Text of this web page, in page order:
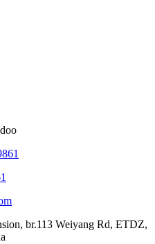
br.113 Weiyang Rd, ETDZ,